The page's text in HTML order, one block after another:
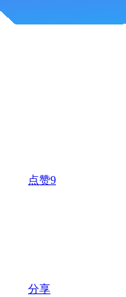
点赞9
分享